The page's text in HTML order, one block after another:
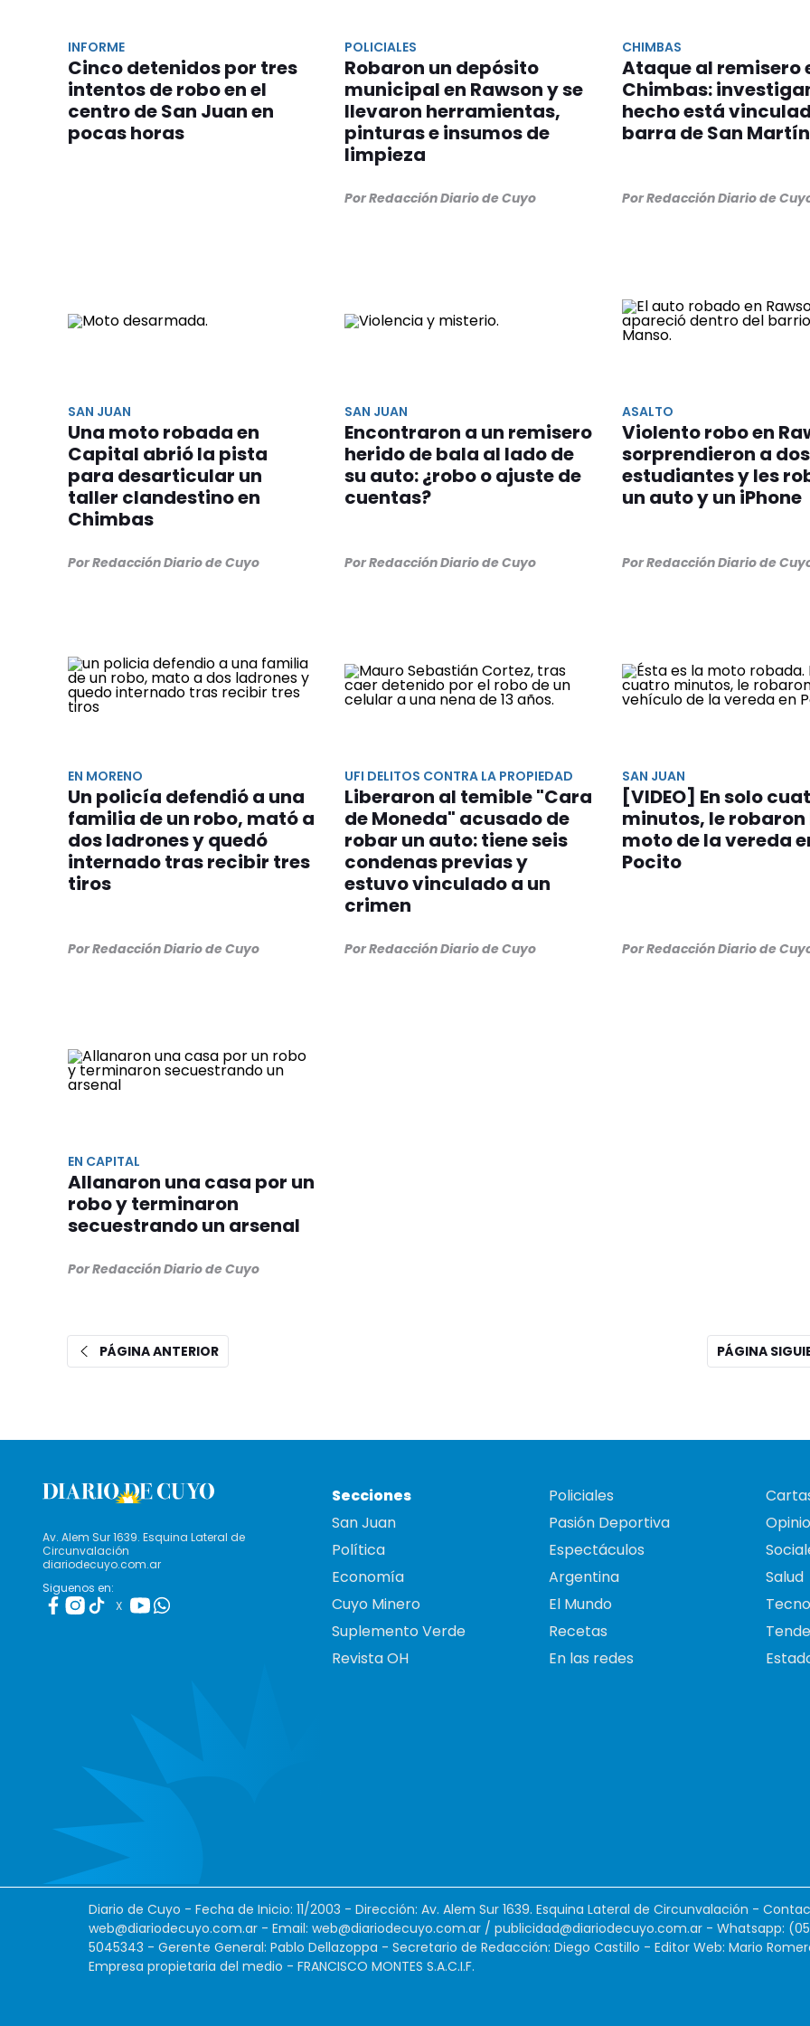
INFORME
Cinco detenidos por tres
intentos de robo en el
centro de San Juan en
pocas horas
POLICIALES
Robaron un depósito
municipal en Rawson y se
llevaron herramientas,
pinturas e insumos de
limpieza
Por Redacción Diario de Cuyo
CHIMBAS
Ataque al remisero
Chimbas:
hecho está
barra de San Martín
Por Redacción Diario de
SAN JUAN
Una moto robada en
Capital abrió la pista
para desarticular un
taller clandestino en
Chimbas
Por Redacción Diario de Cuyo
SAN JUAN
Encontraron a un remisero
herido de bala al lado de
su auto: ¿robo o ajuste de
cuentas?
Por Redacción Diario de Cuyo
ASALTO
Violento robo en
sorprendieron a dos
estudiantes y les
un auto y un iPhone
Por Redacción Diario de
EN MORENO
Un policía defendió a una
familia de un robo, mató a
dos ladrones y quedó
internado tras recibir tres
tiros
Por Redacción Diario de Cuyo
UFI DELITOS CONTRA LA PROPIEDAD
Liberaron al temible "Cara
de Moneda" acusado de
robar un auto: tiene seis
condenas previas y
estuvo vinculado a un
crimen
Por Redacción Diario de Cuyo
SAN JUAN
[VIDEO] En solo
minutos, le robaron
moto de la vereda
Pocito
Por Redacción Diario de
EN CAPITAL
Allanaron una casa por un
robo y terminaron
secuestrando un arsenal
Por Redacción Diario de Cuyo
PÁGINA ANTERIOR PÁGINA
Av. Alem Sur 1639. Esquina Lateral de
Circunvalación
diariodecuyo.com.ar
Siguenos en:
X
Secciones
San Juan
Política
Economía
Cuyo Minero
Suplemento Verde
Revista OH
Policiales
Pasión Deportiva
Espectáculos
Argentina
El Mundo
Recetas
En las redes
Salud
Diario de Cuyo - Fecha de Inicio: 11/2003 - Dirección: Av. Alem Sur 1639. Esquina Lateral de Circunvalación -
web@diariodecuyo.com.ar - Email: web@diariodecuyo.com.ar / publicidad@diariodecuyo.com.ar - Whatsapp:
5045343 - Gerente General: Pablo Dellazoppa - Secretario de Redacción: Diego Castillo - Editor Web: Mario
Empresa propietaria del medio - FRANCISCO MONTES S.A.C.I.F.